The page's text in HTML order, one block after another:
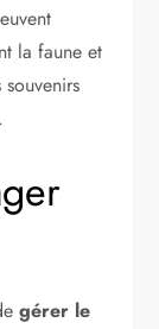
la faune et
gérer le